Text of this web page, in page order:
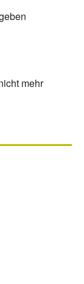
mehr